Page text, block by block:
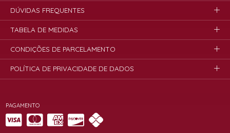
PAGAMENTO
DÚVIDAS FREQUENTES
TABELA DE MEDIDAS
CONDIÇÕES DE PARCELAMENTO
POLÍTICA DE PRIVACIDADE DE DADOS